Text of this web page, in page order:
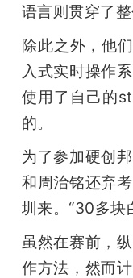
语言则贯穿了整
除此之外，他
入式实时操作
使用了自己的
的。
为了参加硬创
和周治铭还弃
圳来。“30多块
虽然在赛前，
作方法，然而